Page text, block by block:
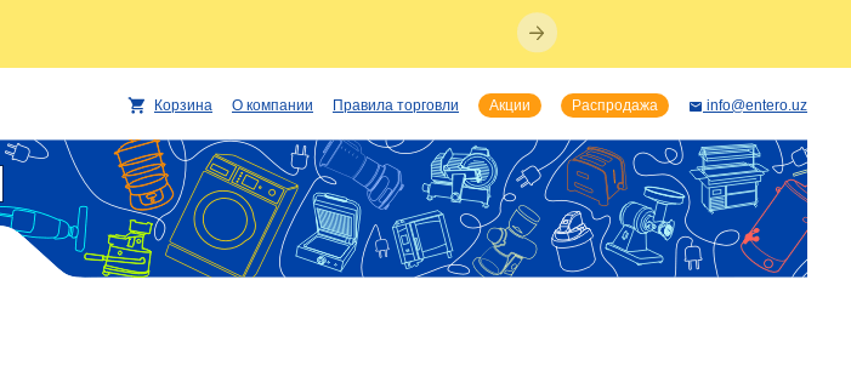
Корзина О компании Правила торговли Акции Распродажа info@entero.uz